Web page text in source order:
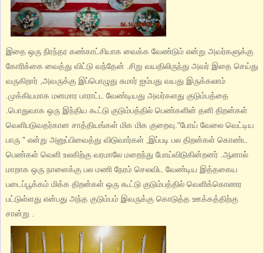
இதை ஒரு நிரந்தர கண்காட்சியாக வைக்க வேண்டும் என்று அவர்களுக்கு
கோரிக்கை வைத்து விட்டு வந்தேன் .சிறு வயதிலிருந்து அவர் இதை செய்து
வருகிறார் ,அவருக்கு இப்பொழுது சுமார் ஐம்பது வயது இருக்கலாம்
.முக்கியமாக மனமார பாராட்ட வேண்டியது அவர்களது குடும்பத்தை
.பொதுவாக ஒரு இந்திய கூட்டு குடும்பத்தில் பெண்களின் தனி திறன்கள்
வெளிபடுவதர்கான சாத்தியங்கள் மிக மிக குறைவு."போய் வேலை வெட்டிய
பாரு " என்று அனுப்பிவைத்து விடுவார்கள் ,இப்படி பல திறன்கள் கொண்ட
பெண்கள் வெளி உலகிற்கு வரமாலே மறைந்து போய்விடுகின்றனர் .ஆனால்
மாறாக ஒரு நாளைக்கு பல மணி நேரம் செலவிட வேண்டிய இத்தகைய
படைப்பூக்கம் மிக்க திறன்கள் ஒரு கூட்டு குடும்பத்தில் வெளிக்கொணர
பட்டுள்ளது என்பது அந்த குடும்பம் இவருக்கு கொடுத்த ஊக்கத்திற்கு
சான்று .